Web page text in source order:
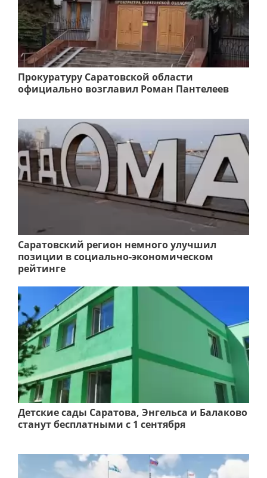
Прокуратуру Саратовской области
официально возглавил Роман Пантелеев
Саратовский регион немного улучшил
позиции в социально-экономическом
рейтинге
Детские сады Саратова, Энгельса и Балаково
станут бесплатными с 1 сентября